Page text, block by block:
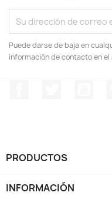
Puede darse de baja en
información de contacto en el
PRODUCTOS
INFORMACIÓN